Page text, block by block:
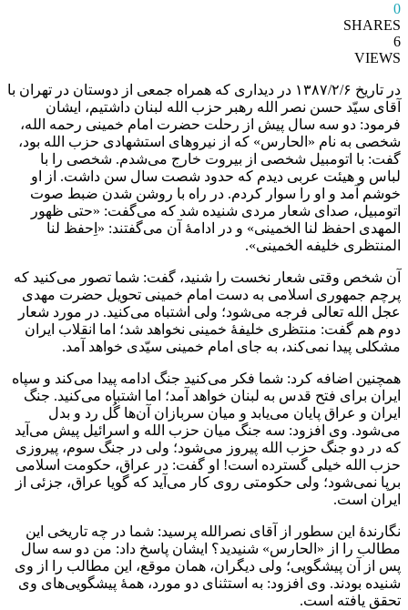
0
SHARES
6
VIEWS
در تاریخ ۱۳۸۷/۲/۶ در دیدارى که همراه جمعى از دوستان در تهران با
آقاى سیّد حسن نصر الله رهبر حزب الله لبنان داشتیم، ایشان
فرمود: دو سه سال پیش از رحلت حضرت امام خمینى رحمه الله،
شخصى به نام «الحارس» که از نیروهاى استشهادى حزب الله بود،
گفت: با اتومبیل شخصى از بیروت خارج مى‌شدم. شخصى را با
لباس و هیئت عربى دیدم که حدود شصت سال سن داشت. از او
خوشم آمد و او را سوار کردم. در راه با روشن شدن ضبط صوت
اتومبیل، صداى شعار مردى شنیده شد که مى‌گفت: «حتى ظهور
المهدى احفظ لنا الخمینى» و در ادامۀ آن مى‌گفتند: «اِحفظ لنا
المنتظرى خلیفه الخمینى».
آن شخص وقتى شعار نخست را شنید، گفت: شما تصور مى‌کنید که
پرچم جمهورى اسلامى به دست امام خمینى تحویل حضرت مهدى
عجل الله تعالى فرجه مى‌شود؛ ولى اشتباه مى‌کنید. در مورد شعار
دوم هم گفت: منتظرى خلیفۀ خمینى نخواهد شد؛ اما انقلاب ایران
مشکلى پیدا نمى‌کند، به جاى امام خمینى سیّدى خواهد آمد.
همچنین اضافه کرد: شما فکر مى‌کنید جنگ ادامه پیدا مى‌کند و سپاه
ایران براى فتح قدس به لبنان خواهد آمد؛ اما اشتباه مى‌کنید. جنگ
ایران و عراق پایان مى‌یابد و میان سربازان آن‌ها گُل رد و بدل
مى‌شود. وى افزود: سه جنگ میان حزب الله و اسرائیل پیش مى‌آید
که در دو جنگ حزب الله پیروز مى‌شود؛ ولى در جنگ سوم، پیروزى
حزب الله خیلى گسترده است! او گفت: در عراق، حکومت اسلامى
برپا نمى‌شود؛ ولى حکومتى روى کار مى‌آید که گویا عراق، جزئى از
ایران است.
نگارندۀ این سطور از آقاى نصرالله پرسید: شما در چه تاریخى این
مطالب را از «الحارس» شنیدید؟ ایشان پاسخ داد: من دو سه سال
پس از آن پیشگویى؛ ولى دیگران، همان موقع، این مطالب را از وى
شنیده بودند. وى افزود: به استثناى دو مورد، همۀ پیشگویى‌هاى وى
تحقق یافته است.